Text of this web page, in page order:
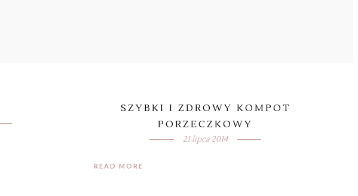
SZYBKI I ZDROWY KOMPOT
PORZECZKOWY
21 lipca 2014
READ MORE